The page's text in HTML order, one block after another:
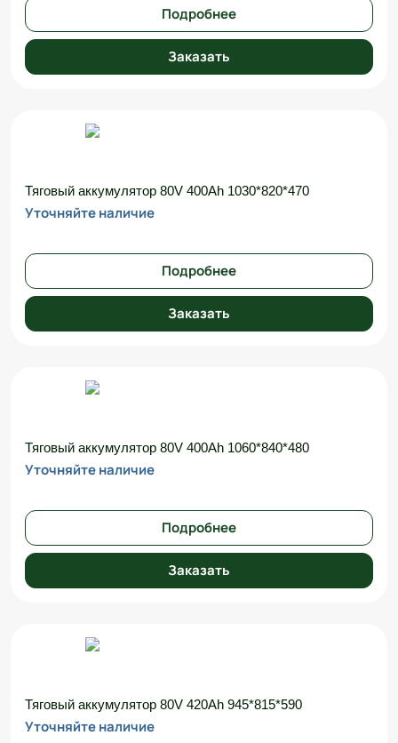
Подробнее
Заказать
Тяговый аккумулятор 80V 400Ah 1030*820*470
Уточняйте наличие
Подробнее
Заказать
Тяговый аккумулятор 80V 400Ah 1060*840*480
Уточняйте наличие
Подробнее
Заказать
Тяговый аккумулятор 80V 420Ah 945*815*590
Уточняйте наличие